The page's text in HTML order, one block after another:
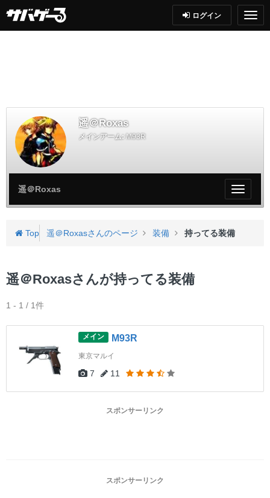
ログイン
遥＠Roxas
メインアーム: M93R
My
ペ
遥＠Roxas
Top 遥＠Roxasさんのページ 装備 持ってる装備
遥＠Roxasさんが持ってる装備
1 - 1 / 1件
メイン M93R
東京マルイ
7 11
スポンサーリンク
スポンサーリンク